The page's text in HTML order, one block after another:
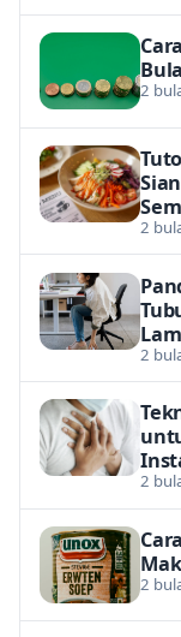
2
2
2
2
2